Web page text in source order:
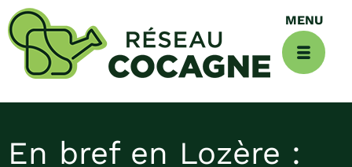
En bref en Lozère :